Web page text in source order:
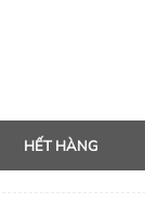
HẾT HÀNG